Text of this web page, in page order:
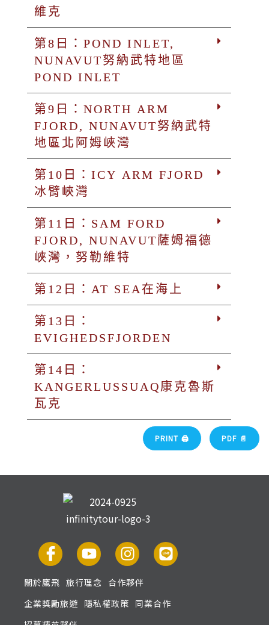
維克
第8日：POND INLET,
NUNAVUT努納武特地區
POND INLET
第9日：NORTH ARM
FJORD, NUNAVUT努納武特
地區北阿姆峽灣
第10日：ICY ARM FJORD
冰臂峽灣
第11日：SAM FORD
FJORD, NUNAVUT薩姆福德
峽灣，努勒維特
第12日：AT SEA在海上
第13日：
EVIGHEDSFJORDEN
第14日：
KANGERLUSSUAQ康克魯斯
瓦克
PRINT 🖨 PDF 📄
關於鷹飛 旅行理念 合作夥伴
企業獎勵旅遊 隱私權政策 同業合作